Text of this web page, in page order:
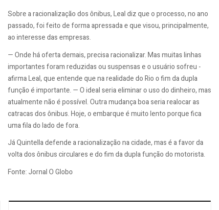
Sobre a racionalização dos ônibus, Leal diz que o processo, no ano
passado, foi feito de forma apressada e que visou, principalmente,
ao interesse das empresas.
— Onde há oferta demais, precisa racionalizar. Mas muitas linhas
importantes foram reduzidas ou suspensas e o usuário sofreu -
afirma Leal, que entende que na realidade do Rio o fim da dupla
função é importante. — O ideal seria eliminar o uso do dinheiro, mas
atualmente não é possível. Outra mudança boa seria realocar as
catracas dos ônibus. Hoje, o embarque é muito lento porque fica
uma fila do lado de fora.
Já Quintella defende a racionalização na cidade, mas é a favor da
volta dos ônibus circulares e do fim da dupla função do motorista.
Fonte: Jornal O Globo